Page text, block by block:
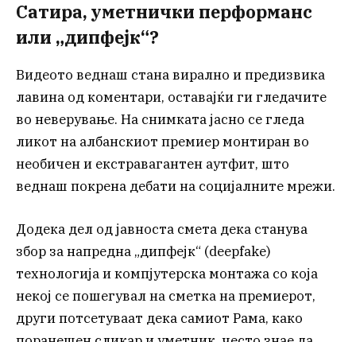
Сатира, уметнички перформанс
или „дипфејк“?
Видеото веднаш стана вирално и предизвика
лавина од коментари, оставајќи ги гледачите
во неверување. На снимката јасно се гледа
ликот на албанскиот премиер монтиран во
необичен и екстравагантен аутфит, што
веднаш покрена дебати на социјалните мрежи.
Додека дел од јавноста смета дека станува
збор за напредна „дипфејк“ (deepfake)
технологија и компјутерска монтажа со која
некој се пошегувал на сметка на премиерот,
други потсетуваат дека самиот Рама, како